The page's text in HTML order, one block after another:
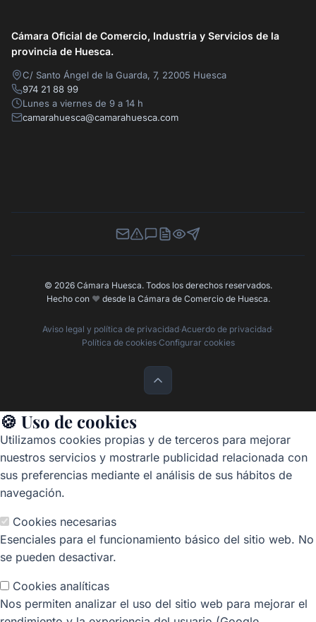
Cámara Oficial de Comercio, Industria y Servicios de la
provincia de Huesca.
C/ Santo Ángel de la Guarda, 7, 22005 Huesca
974 21 88 99
Lunes a viernes de 9 a 14 h
camarahuesca@camarahuesca.com
Newsletter
Canal de Denuncias
Buzón de Sugerencias
Perfil Contratante
Ley de Transparencia
Contacta con nosotros
© 2026 Cámara Huesca. Todos los derechos reservados.
Hecho con ❤️ desde la Cámara de Comercio de Huesca.
Aviso legal y política de privacidad·Acuerdo de privacidad·
Política de cookies·Configurar cookies
🍪 Uso de cookies
Utilizamos cookies propias y de terceros para mejorar
nuestros servicios y mostrarle publicidad relacionada con
sus preferencias mediante el análisis de sus hábitos de
navegación.
Cookies necesarias
Esenciales para el funcionamiento básico del sitio web. No
se pueden desactivar.
Cookies analíticas
Nos permiten analizar el uso del sitio web para mejorar el